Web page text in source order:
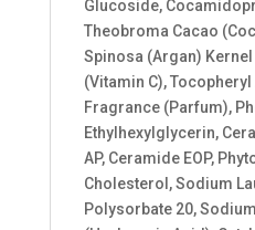
Glucoside,
Theobroma Cacao
Spinosa (Argan)
(Vitamin C),
Fragrance (Parfum),
Ethylhexylglycerin,
AP, Ceramide EOP,
Cholesterol, Sodium
Polysorbate 20,